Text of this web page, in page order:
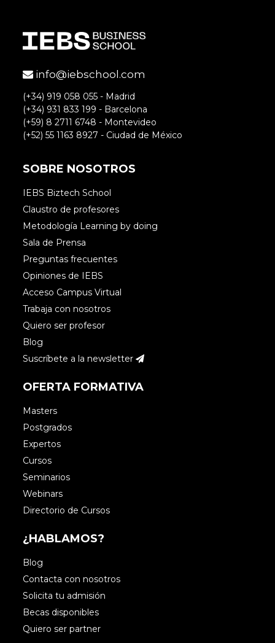
info@iebschool.com
(+34) 919 058 055 - Madrid
(+34) 931 833 199 - Barcelona
(+59) 8 2711 6748 - Montevideo
(+52) 55 1163 8927 - Ciudad de México
SOBRE NOSOTROS
IEBS Biztech School
Claustro de profesores
Metodología Learning by doing
Sala de Prensa
Preguntas frecuentes
Opiniones de IEBS
Acceso Campus Virtual
Trabaja con nosotros
Quiero ser profesor
Blog
Suscríbete a la newsletter
OFERTA FORMATIVA
Masters
Postgrados
Expertos
Cursos
Seminarios
Webinars
Directorio de Cursos
¿HABLAMOS?
Blog
Contacta con nosotros
Solicita tu admisión
Becas disponibles
Quiero ser partner